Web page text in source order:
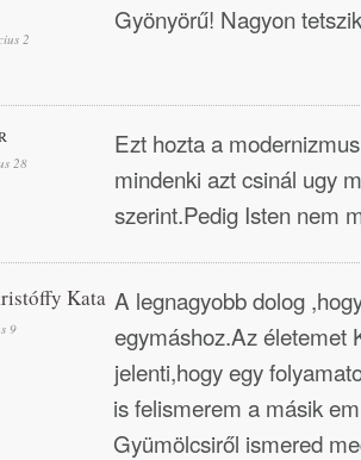
2
Gyönyörű! Nagyon
28
Ezt hozta a
mindenki azt csinál ugy
szerint.Pedig Isten nem
Kata
9
A legnagyobb dolog
egymáshoz.Az életemet
jelenti,hogy egy
is felismerem a másik
Gyümölcsiről ismered